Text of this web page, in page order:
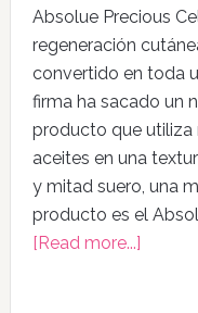
Absolue Precious
regeneración
convertido en toda
firma ha sacado un
producto que utiliza
aceites en una
y mitad suero, una
producto es el
[Read more...]